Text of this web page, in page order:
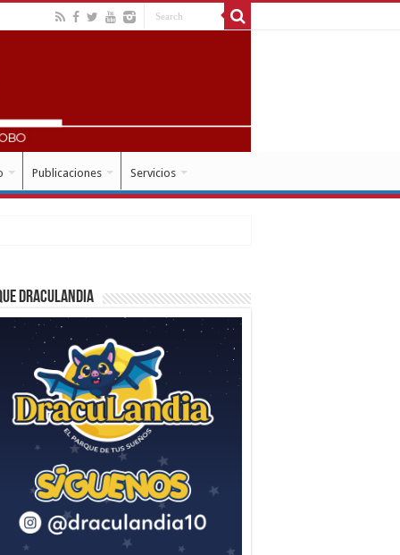
Publicaciones Servicios
Draculandia